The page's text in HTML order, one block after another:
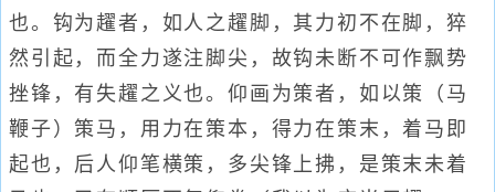
也。钩为趯者，如人之趯脚，其力初不在脚，猝
然引起，而全力遂注脚尖，故钩未断不可作飘势
挫锋，有失趯之义也。仰画为策者，如以策（马
鞭子）策马，用力在策本，得力在策末，着马即
起也，后人仰笔横策，多尖锋上拂，是策末未着